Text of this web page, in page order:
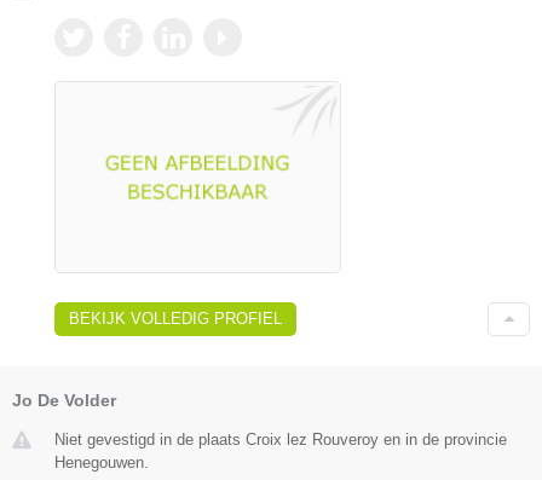
BEKIJK VOLLEDIG PROFIEL
Jo De Volder
Niet gevestigd in de plaats Croix lez Rouveroy en in de provincie
Henegouwen.